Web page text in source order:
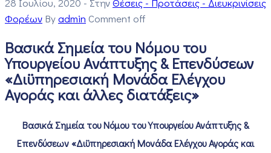
Φορέων Byadmin Comment off
Βασικά Σημεία του Νόμου του
Υπουργείου Ανάπτυξης & Επενδύσεων
«Διϋπηρεσιακή Μονάδα Ελέγχου
Αγοράς και άλλες διατάξεις»
Βασικά Σημεία του Νόμου του Υπουργείου Ανάπτυξης &
Επενδύσεων «Διϋπηρεσιακή Μονάδα Ελέγχου Αγοράς και